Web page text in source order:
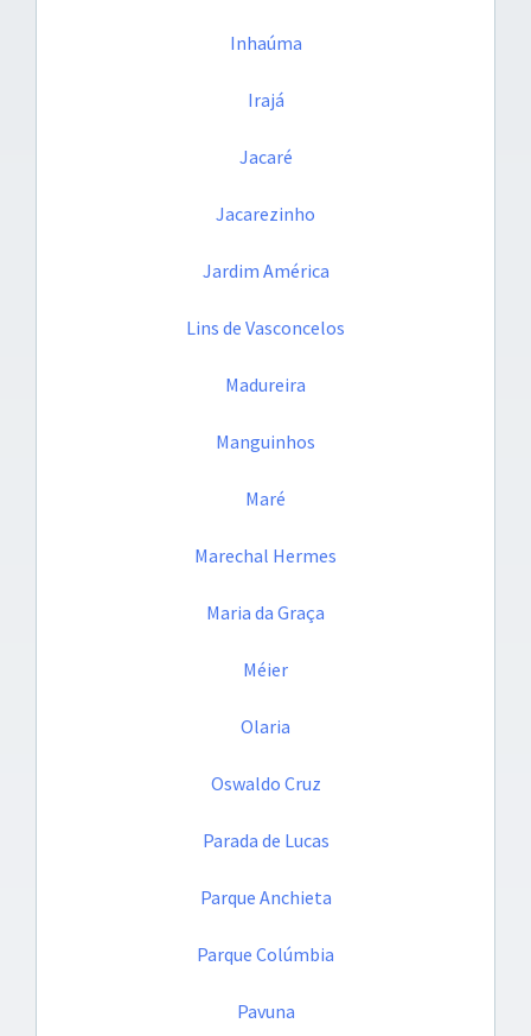
Inhaúma
Irajá
Jacaré
Jacarezinho
Jardim América
Lins de Vasconcelos
Madureira
Manguinhos
Maré
Marechal Hermes
Maria da Graça
Méier
Olaria
Oswaldo Cruz
Parada de Lucas
Parque Anchieta
Parque Colúmbia
Pavuna